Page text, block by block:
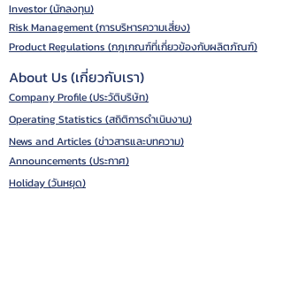
Investor (นักลงทุน)
Risk Management (การบริหารความเสี่ยง)
Product Regulations (กฎเกณฑ์ที่เกี่ยวข้องกับผลิตภัณฑ์)
About Us (เกี่ยวกับเรา)
Company Profile (ประวัติบริษัท)
Operating Statistics (สถิติการดำเนินงาน)
News and Articles (ข่าวสารและบทความ)
Announcements (ประกาศ)
Holiday (วันหยุด)